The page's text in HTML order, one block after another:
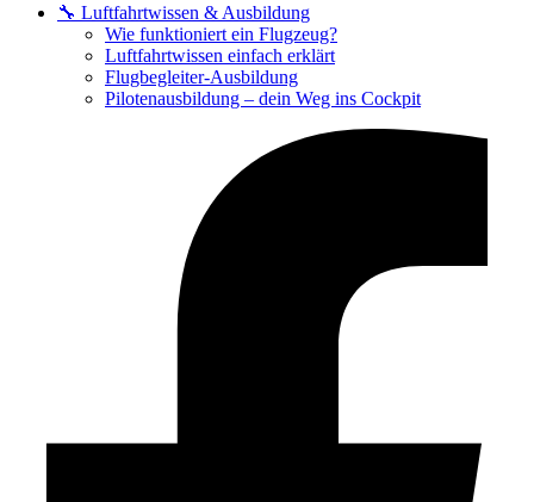
🔧 Luftfahrtwissen & Ausbildung
Wie funktioniert ein Flugzeug?
Luftfahrtwissen einfach erklärt
Flugbegleiter-Ausbildung
Pilotenausbildung – dein Weg ins Cockpit